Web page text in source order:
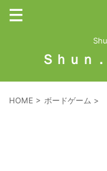
Ｓｈｕｎ
HOME > ボードゲーム >